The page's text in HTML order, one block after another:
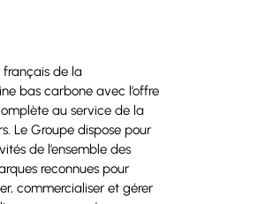
de la
bas carbone avec l’offre
au service de la
Le Groupe dispose pour
de l’ensemble des
reconnues pour
commercialiser et gérer